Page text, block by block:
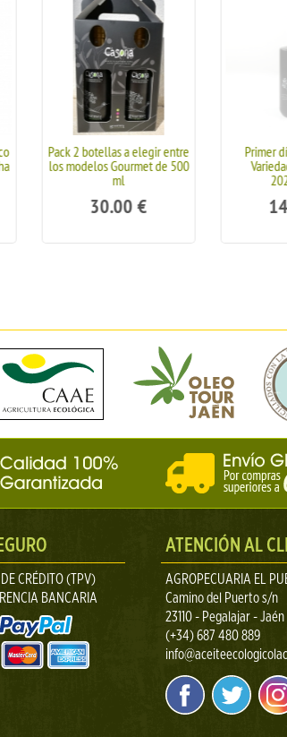
entre
500
Primer día de cosecha
Variedad Arbequina
2025/2026
14.00
DE CRÉDITO (TPV)
BANCARIA
ATENCIÓN AL
AGROPECUARIA EL
Camino del Puerto s/n
23110 - Pegalajar -
(+34) 687 480 889